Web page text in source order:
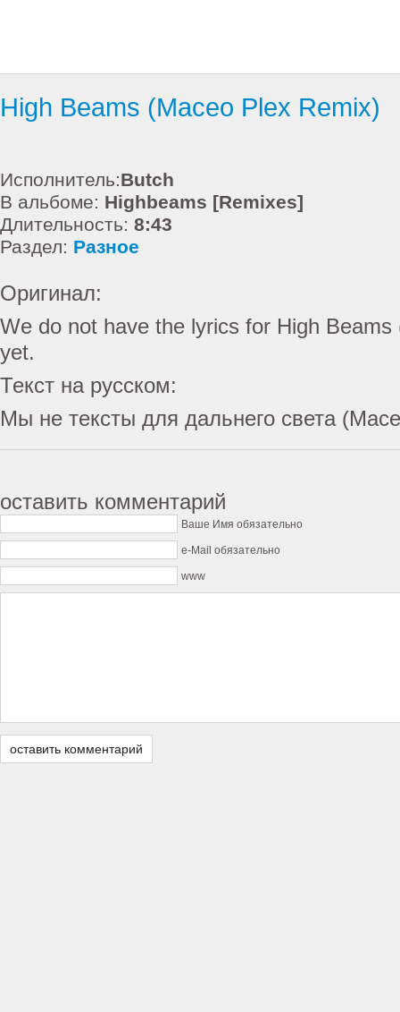
High Beams (Maceo Plex Remix)
Исполнитель:Butch
В альбоме: Highbeams [Remixes]
Длительность: 8:43
Раздел: Разное
Оригинал:
We do not have the lyrics for High
yet.
Текст на русском:
Мы не тексты для дальнего света
оставить комментарий
Ваше Имя обязательно
e-Mail обязательно
www